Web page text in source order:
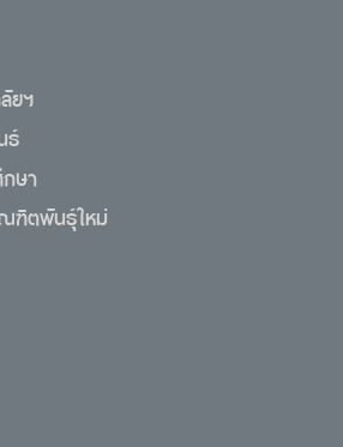
ยฯ
ธ์
ษา
ฑิตพันธุ์ใหม่